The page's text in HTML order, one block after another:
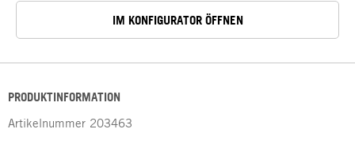
IM KONFIGURATOR ÖFFNEN
PRODUKTINFORMATION
Artikelnummer 203463